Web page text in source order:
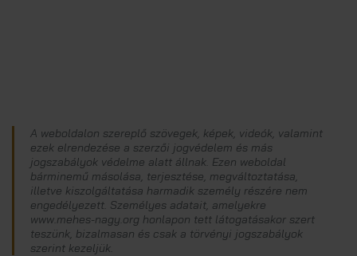
A weboldalon szereplő szövegek, képek, videók, valamint
ezek elrendezése a szerzői jogvédelem és más
jogszabályok védelme alatt állnak. Ezen weboldal
bárminemű másolása, terjesztése, megváltoztatása,
illetve kiszolgáltatása harmadik személy részére nem
engedélyezett. Személyes adatait, amelyekre
www.mehes-nagy.org honlapon tett látogatásakor szert
teszünk, bizalmasan és csak a törvényi jogszabályok
szerint kezeljük.